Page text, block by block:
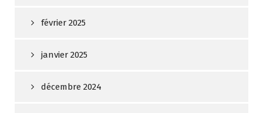
février 2025
janvier 2025
décembre 2024